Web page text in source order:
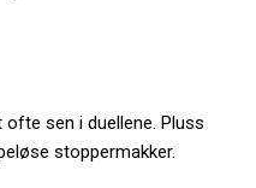
sen i duellene. Pluss
stoppermakker.